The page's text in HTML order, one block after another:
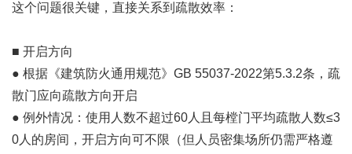
这个问题很关键，直接关系到疏散效率：
■ 开启方向
● 根据《建筑防火通用规范》GB 55037-2022第5.3.2条，疏
散门应向疏散方向开启
● 例外情况：使用人数不超过60人且每樘门平均疏散人数≤3
0人的房间，开启方向可不限（但人员密集场所仍需严格遵